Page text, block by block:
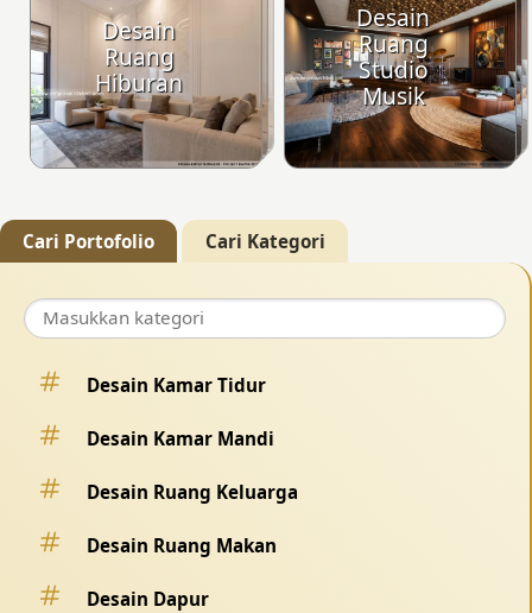
Desain
Ruang
Hiburan
Desain
Ruang
Studio
Musik
Cari Portofolio Cari Kategori
Desain Kamar Tidur
Desain Kamar Mandi
Desain Ruang Keluarga
Desain Ruang Makan
Desain Dapur